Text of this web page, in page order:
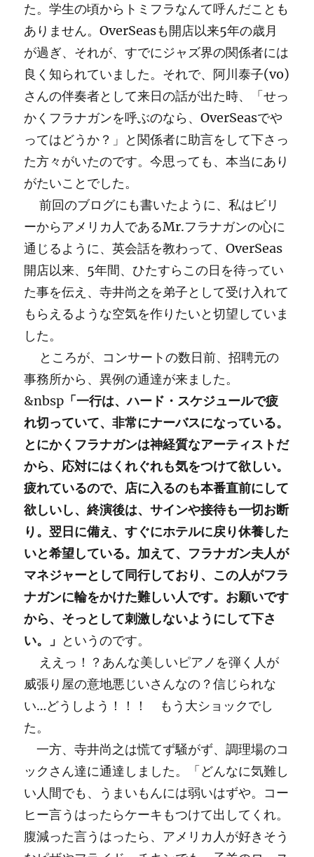
た。学生の頃からトミフラなんて呼んだことも
ありません。OverSeasも開店以来5年の歳月
が過ぎ、それが、すでにジャズ界の関係者には
良く知られていました。それで、阿川泰子(vo)
さんの伴奏者として来日の話が出た時、「せっ
かくフラナガンを呼ぶのなら、OverSeasでや
ってはどうか？」と関係者に助言をして下さっ
た方々がいたのです。今思っても、本当にあり
がたいことでした。
前回のブログにも書いたように、私はビリ
ーからアメリカ人であるMr.フラナガンの心に
通じるように、英会話を教わって、OverSeas
開店以来、5年間、ひたすらこの日を待ってい
た事を伝え、寺井尚之を弟子として受け入れて
もらえるような空気を作りたいと切望していま
した。
ところが、コンサートの数日前、招聘元の
事務所から、異例の通達が来ました。
&nbsp 「一行は、ハード・スケジュールで疲
れ切っていて、非常にナーバスになっている。
とにかくフラナガンは神経質なアーティストだ
から、応対にはくれぐれも気をつけて欲しい。
疲れているので、店に入るのも本番直前にして
欲しいし、終演後は、サインや接待も一切お断
り。翌日に備え、すぐにホテルに戻り休養した
いと希望している。加えて、フラナガン夫人が
マネジャーとして同行しており、この人がフラ
ナガンに輪をかけた難しい人です。お願いです
から、そっとして刺激しないようにして下さ
い。」 というのです。
ええっ！？あんな美しいピアノを弾く人が
威張り屋の意地悪じいさんなの？信じられな
い…どうしよう！！！ もう大ショックでし
た。
一方、寺井尚之は慌てず騒がず、調理場のコ
ックさん達に通達しました。「どんなに気難し
い人間でも、うまいもんには弱いはずや。コー
ヒー言うはったらケーキもつけて出してくれ。
腹減った言うはったら、アメリカ人が好きそう